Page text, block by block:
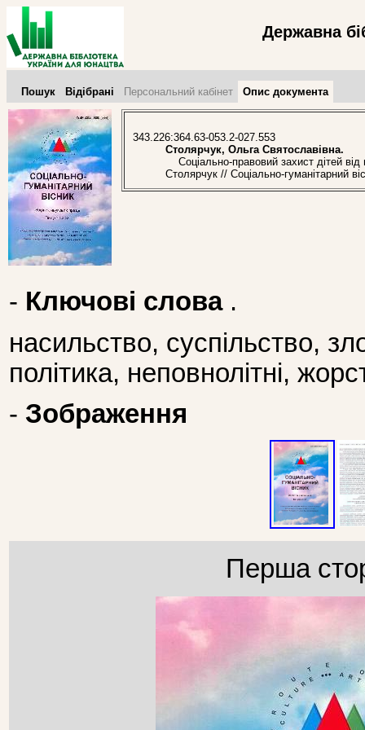
Державна
Пошук Відібрані Персональний кабінет Опис документа
343.226:364.63-053.2-027.553
Столярчук, Ольга Святославівна.
Соціально-правовий захист дітей
Столярчук // Соціально-
- Ключові слова.
насильство, суспільство,
політика, неповнолітні,
- Зображення
Перша